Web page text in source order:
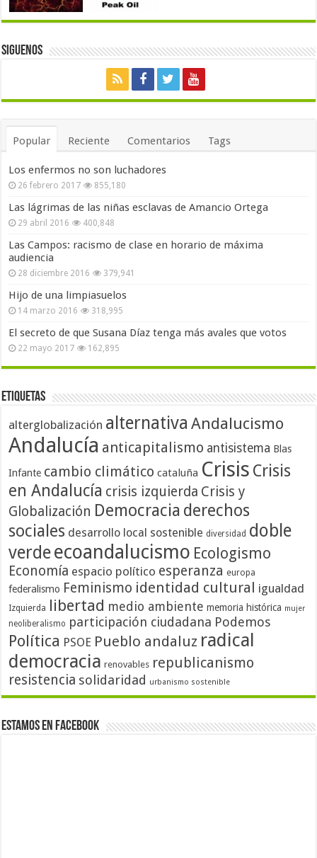
Siguenos
Popular Reciente Comentarios Tags
Los enfermos no son luchadores
26 febrero 2017 855,180
Las lágrimas de las niñas esclavas de Amancio Ortega
29 abril 2016 400,848
Las Campos: racismo de clase en horario de máxima
audiencia
28 diciembre 2016 379,941
Hijo de una limpiasuelos
14 marzo 2016 318,995
El secreto de que Susana Díaz tenga más avales que votos
22 mayo 2017 162,895
Etiquetas
alterglobalización alternativa Andalucismo
Andalucía anticapitalismo antisistema Blas
Infante cambio climático cataluña Crisis Crisis
en Andalucía crisis izquierda Crisis y
Globalización Democracia derechos
sociales desarrollo local sostenible diversidad doble
verdeecoandalucismo Ecologismo
Economía espacio político esperanza europa
federalismo Feminismo identidad cultural igualdad
Izquierda libertad medio ambiente memoria histórica mujer
neoliberalismo participación ciudadana Podemos
Política PSOE Pueblo andaluz radical
democracia renovables republicanismo
resistencia solidaridad urbanismo sostenible
Estamos en Facebook